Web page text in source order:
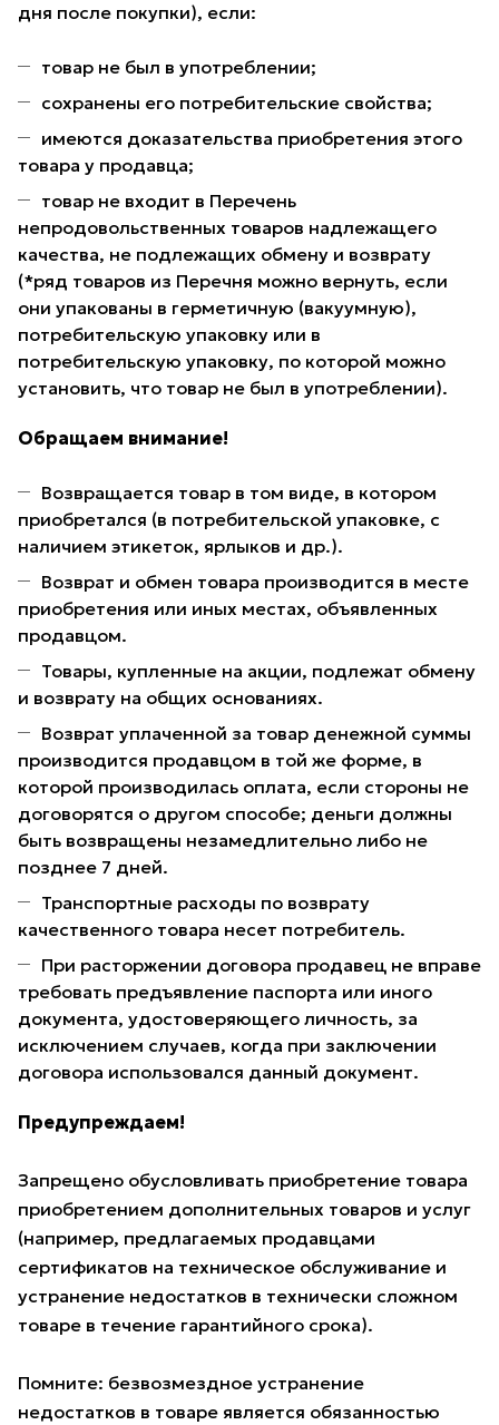
дня после покупки), если:
товар не был в употреблении;
сохранены его потребительские свойства;
имеются доказательства приобретения этого
товара у продавца;
товар не входит в Перечень
непродовольственных товаров надлежащего
качества, не подлежащих обмену и возврату
(*ряд товаров из Перечня можно вернуть, если
они упакованы в герметичную (вакуумную),
потребительскую упаковку или в
потребительскую упаковку, по которой можно
установить, что товар не был в употреблении).
Обращаем внимание!
Возвращается товар в том виде, в котором
приобретался (в потребительской упаковке, с
наличием этикеток, ярлыков и др.).
Возврат и обмен товара производится в месте
приобретения или иных местах, объявленных
продавцом.
Товары, купленные на акции, подлежат обмену
и возврату на общих основаниях.
Возврат уплаченной за товар денежной суммы
производится продавцом в той же форме, в
которой производилась оплата, если стороны не
договорятся о другом способе; деньги должны
быть возвращены незамедлительно либо не
позднее 7 дней.
Транспортные расходы по возврату
качественного товара несет потребитель.
При расторжении договора продавец не вправе
требовать предъявление паспорта или иного
документа, удостоверяющего личность, за
исключением случаев, когда при заключении
договора использовался данный документ.
Предупреждаем!
Запрещено обусловливать приобретение товара
приобретением дополнительных товаров и услуг
(например, предлагаемых продавцами
сертификатов на техническое обслуживание и
устранение недостатков в технически сложном
товаре в течение гарантийного срока).
Помните: безвозмездное устранение
недостатков в товаре является обязанностью